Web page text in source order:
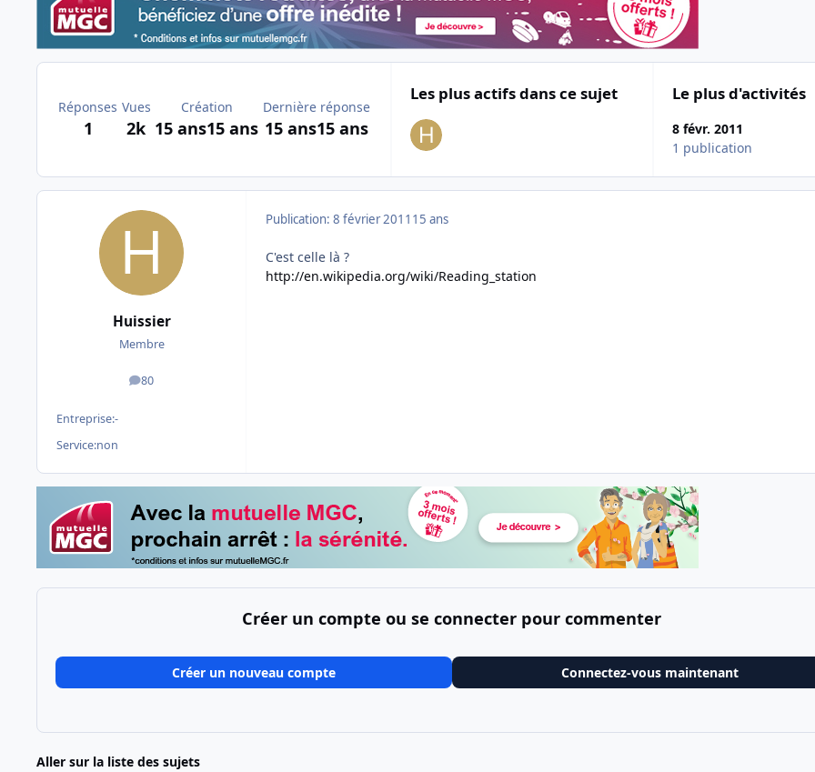
Réponses
1
Vues
2k
Création
15 ans15 ans
Dernière réponse
15 ans15 ans
Les plus actifs dans ce sujet Le plus d'activités
8 févr. 2011
1 publication
Huissier
Membre
80
messages
Entreprise:-
Service:non
Publication: 8 février 2011 15 ans
C'est celle là ?
http://en.wikipedia.org/wiki/Reading_station
Créer un compte ou se connecter pour commenter
Créer un nouveau compte Connectez-vous maintenant
Aller sur la liste des sujets